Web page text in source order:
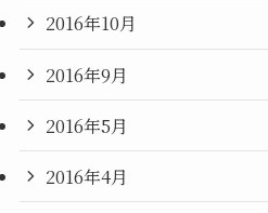
2016年10月
2016年9月
2016年5月
2016年4月